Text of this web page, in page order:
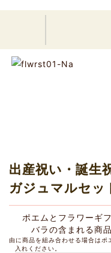
出産祝い・誕生祝い・
出産祝い・誕生
ガジュマルセ
ポエムとフラワーギ
バラの含まれる商
由に商品を組み合わせる場合は
入れください。